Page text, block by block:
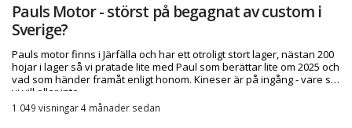
Pauls Motor - störst på begagnat av custom i
Sverige?
Pauls motor finns i Järfälla och har ett otroligt stort lager, nästan 200
hojar i lager så vi pratade lite med Paul som berättar lite om 2025 och
vad som händer framåt enligt honom. Kineser är på ingång - vare sig
vi vill eller inte.
1 049 visningar 4 månader sedan